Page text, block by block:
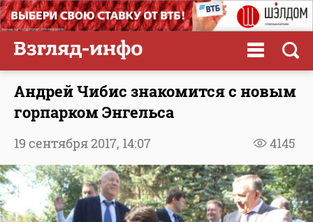
Андрей Чибис знакомится с новым
горпарком Энгельса
4145
19 сентября 2017, 14:07